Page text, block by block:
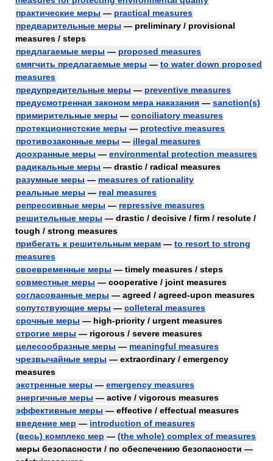
практические меры — practical measures
предварительные меры — preliminary / provisional
measures / steps
предлагаемые меры — proposed measures
смягчить предлагаемые меры — to water down proposed
measures
предупредительные меры — preventive measures
предусмотренная законом мера наказания — sanction(s)
примирительные меры — conciliatory measures
протекционистские меры — protective measures
противозаконные меры — illegal measures
доохранные меры — environmental protection measures
радикальные меры — drastic / radical measures
разумные меры — measures of rationality
реальные меры — real measures
репрессивные меры — repressive measures
решительные меры — drastic / decisive / firm / resolute /
tough / strong measures
прибегать к решительным мерам — to resort to strong
measures
своевременные меры — timely measures / steps
совместные меры — cooperative / joint measures
согласованные меры — agreed / agreed-upon measures
сопутствующие меры — colleteral measures
срочные меры — high-priority / urgent measures
строгие меры — rigorous / severe measures
целесообразные меры — meaningful measures
чрезвычайные меры — extraordinary / emergency
measures
экстренные меры — emergency measures
энергичные меры — active / vigorous measures
эффективные меры — effective / effectual measures
введение мер — introduction of measures
(весь) комплекс мер — (the whole) complex of measures
меры безопасности / по обеспечению безопасности —